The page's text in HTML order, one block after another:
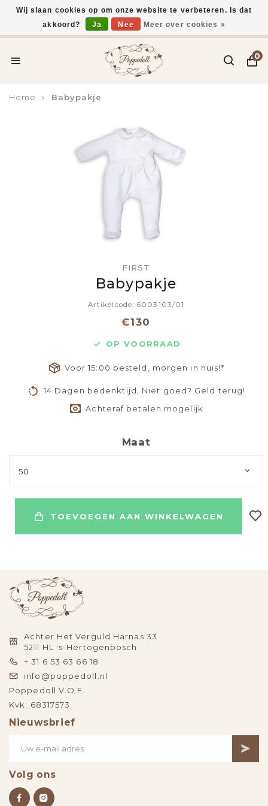
Voor 15:00 uur besteld, vandaag verzonden*
0
Home Babypakje
FIRST
Babypakje
Artikelcode: 6003103/01
€130
OP VOORRAAD
Voor 15:00 besteld, morgen in huis!*
14 Dagen bedenktijd, Niet goed? Geld terug!
Achteraf betalen mogelijk
Maat
50
TOEVOEGEN AAN WINKELWAGEN
Achter Het Verguld Harnas 33
5211 HL 's-Hertogenbosch
+ 31 6 53 63 66 18
info@poppedoll.nl
Poppedoll V.O.F.
Kvk: 68317573
Nieuwsbrief
Volg ons
Wij slaan cookies op om onze website te verbeteren. Is dat
akkoord?
Ja Nee Meer over cookies »